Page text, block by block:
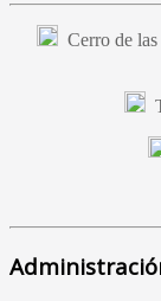
Cerro de